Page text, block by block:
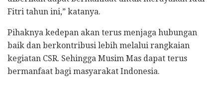
Fitri tahun ini,” katanya.
Pihaknya kedepan akan terus menjaga hubungan
baik dan berkontribusi lebih melalui rangkaian
kegiatan CSR. Sehingga Musim Mas dapat terus
bermanfaat bagi masyarakat Indonesia.